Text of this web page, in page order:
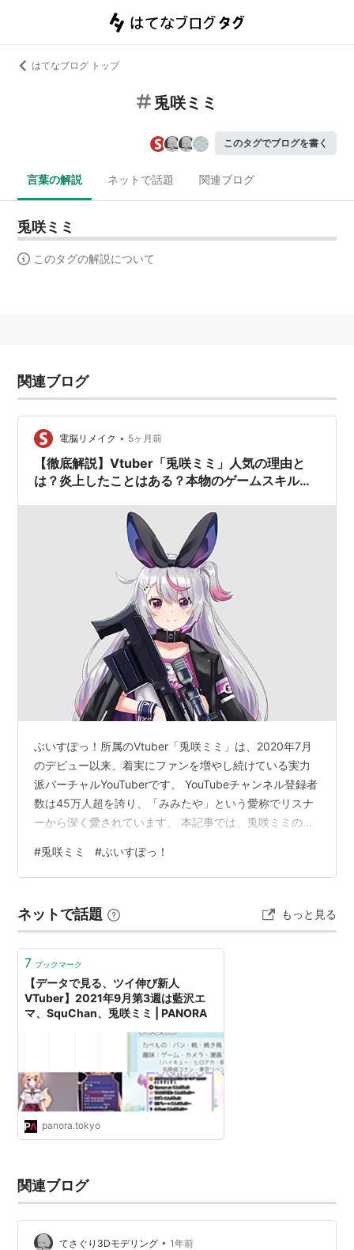
はてなブログ トップ
兎咲ミミ
このタグでブログを書く
言葉の解説 ネットで話題 関連ブログ
兎咲ミミ
このタグの解説について
関連ブログ
電脳リメイク • 5ヶ月前
【徹底解説】Vtuber「兎咲ミミ」人気の理由と
は？炎上したことはある？本物のゲームスキル・
ぶいすぽっ！所属のVtuber「兎咲ミミ」は、2020年7月
のデビュー以来、着実にファンを増やし続けている実力
派バーチャルYouTuberです。 YouTubeチャンネル登録者
数は45万人超を誇り、「みみたや」という愛称でリスナ
ーから深く愛されています。 本記事では、兎咲ミミの魅
徹底分析します。 www.youtube.com 1. 兎咲ミミとは？
基本プロフィール 兎咲ミミ（とさきミミ）は、Virtual
YouTuberです。 グループ内のユニット「Cattleya
Regina …
#兎咲ミミ #ぶいすぽっ！
ネットで話題 もっと見る
7 ブックマーク
【データで見る、ツイ伸び新人
VTuber】2021年9月第3週は藍沢エ
マ、SquChan、兎咲ミミ | PANORA
panora.tokyo
関連ブログ
てさぐり3Dモデリング • 1年前